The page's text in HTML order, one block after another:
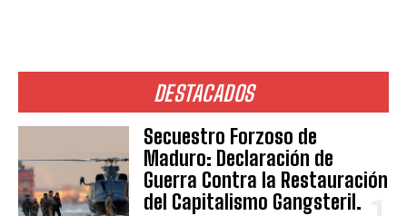
DESTACADOS
Secuestro Forzoso de
Maduro: Declaración de
Guerra Contra la Restauración
del Capitalismo Gangsteril.